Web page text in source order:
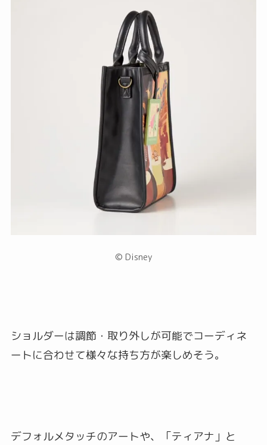
© Disney
ショルダーは調節・取り外しが可能でコーディネ
ートに合わせて様々な持ち方が楽しめそう。
デフォルメタッチのアートや、「ティアナ」と